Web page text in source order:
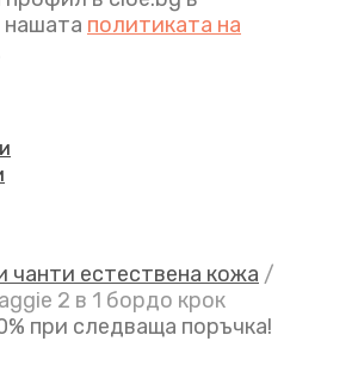
нашата политиката на
чанти естествена кожа /
2 в 1 бордо крок
при следваща поръчка!